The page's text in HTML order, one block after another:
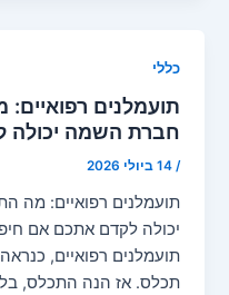
כללי
תועמלנים רפואיים:
חברת השמה יכולה
/14 ביולי 2026
תועמלנים רפואיים: מה
יכולה לקדם אתכם אם
תועמלנים רפואיים,
תכלס. אז הנה התכלס,